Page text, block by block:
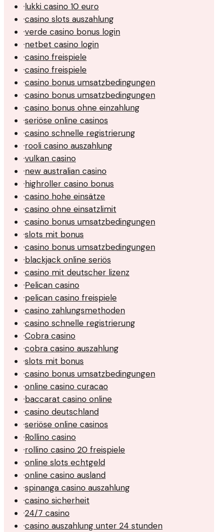
·lukki casino 10 euro
·casino slots auszahlung
·verde casino bonus login
·netbet casino login
·casino freispiele
·casino freispiele
·casino bonus umsatzbedingungen
·casino bonus umsatzbedingungen
·casino bonus ohne einzahlung
·seriöse online casinos
·casino schnelle registrierung
·rooli casino auszahlung
·vulkan casino
·new australian casino
·highroller casino bonus
·casino hohe einsätze
·casino ohne einsatzlimit
·casino bonus umsatzbedingungen
·slots mit bonus
·casino bonus umsatzbedingungen
·blackjack online seriös
·casino mit deutscher lizenz
·Pelican casino
·pelican casino freispiele
·casino zahlungsmethoden
·casino schnelle registrierung
·Cobra casino
·cobra casino auszahlung
·slots mit bonus
·casino bonus umsatzbedingungen
·online casino curacao
·baccarat casino online
·casino deutschland
·seriöse online casinos
·Rollino casino
·rollino casino 20 freispiele
·online slots echtgeld
·online casino ausland
·spinanga casino auszahlung
·casino sicherheit
·24/7 casino
·casino auszahlung unter 24 stunden